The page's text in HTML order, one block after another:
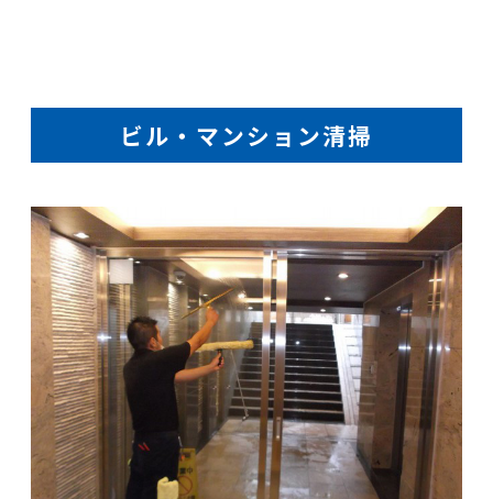
ビル・マンション清掃